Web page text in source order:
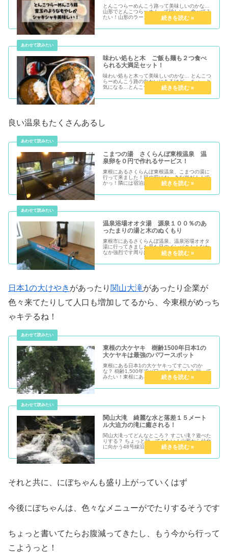
とんこつらーめんこう路って美味しいのかな…
山形でとんこつらーめんって珍しい… 食べてみ
たい！山形のラーメンと言えば、辛味噌ラーメ
ンと醤油ラーメンが強いんですが...
味わい処もと木 ご飯も麺も２つ食べ
られる大満足セット！
味わい処もと木って美味しいのかな… とんこつ
らーめんこう路の向かいにあるけど… ちょっと
気になる…とんこつらーめんこう路の向かいに
あって気になるラーメンファンが...
良い温泉もたくさんあるし
こまつの湯 さくらんぼ東根温泉 温
泉卵を０円で作れるサービス！
東根にあるさくらんぼ東根温泉、こまつの湯に
行って来ました！目の前におっきな岩が！！で
かっ！隣には宿泊施設の石亭こまつがあり、日
帰り温泉施設と別れています玄関前に...
温泉浴場オオタ湯 源泉１００％のあ
ったまりの湯と木のぬくもり
東根市にあるさくらんぼ温泉、温泉浴場オオタ
湯に行ってきました見た目のインパクト！なか
なか強烈です周りは結構田舎で景色が良いです
なんの建物なんだろう？駐車場は広く...
日本1の大けやき があったり 関山大滝があったり企業が
色々来てたりして人口も増加してるから、今東根がめっち
ゃキテるね！
東根の大ケヤキ 樹齢1500年日本1の
大ケヤキは最強のパワースポット
東根にある日本1の大ケヤキってすごいのか
な？ 樹齢1,500年でパワースポット！？ 行って
みたい！東根にある樹齢1500年日本1の大ケヤ
キがあることは知ってるけ...
関山大滝 綺麗な水と落差１５メート
ル大迫力の滝に癒される！
関山大滝ってどんなところ？ すごい滝？遊べた
りする？ ちょっと行ってみたい！山形から仙台
に向かう48号線沿いにある関山大滝が気になる
よね…大滝ドライブインが結構...
それと共に、にぼちゃんも盛り上がっていくはず
今後にぼちゃんは、色々なメニューがでたりするそうです
ちょっと書いてたらお腹減ってきたし、もう今から行って
こようっと！